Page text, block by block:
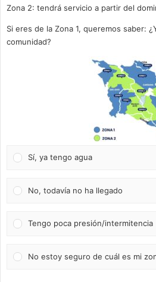
Zona 2: tendrá servicio a partir del
Si eres de la Zona 1, queremos saber:
comunidad?
Sí, ya tengo agua
No, todavía no ha llegado
Tengo poca presión/intermitencia
No estoy seguro de cuál es mi